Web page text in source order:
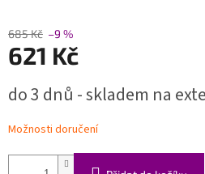
685 Kč –9 %
621 Kč
cena:
do 3 dnů - skladem na
Možnosti doručení